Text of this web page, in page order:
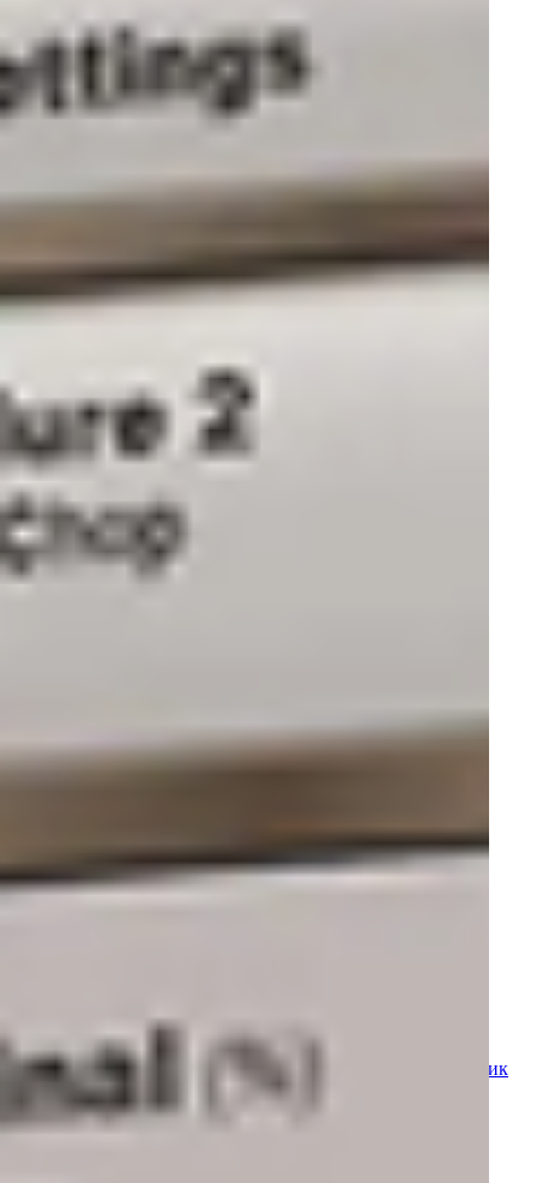
ЛОР оборудование
Анестезиология и реанимация
Медицинская мебель
Лаборатория
Программы для клиник